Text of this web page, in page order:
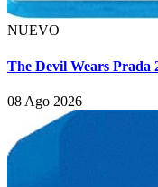
NUEVO
The Devil Wears Prada
08 Ago 2026